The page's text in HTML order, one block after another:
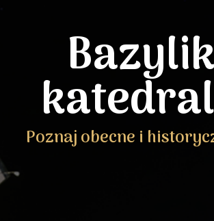
Poznaj obecne i